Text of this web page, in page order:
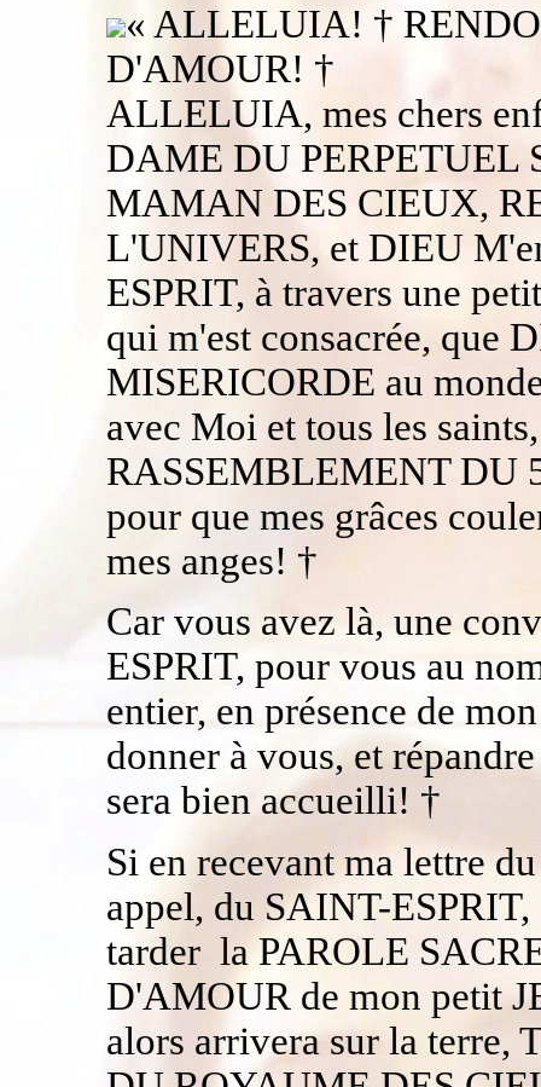
« ALLELUIA! †
D'AMOUR! †
ALLELUIA, mes chers
DAME DU PERPETUEL
MAMAN DES CIEUX,
L'UNIVERS, et DIEU
ESPRIT, à travers une
qui m'est consacrée, que
MISERICORDE au
avec Moi et tous les
RASSEMBLEMENT DU
pour que mes grâces
mes anges! †
Car vous avez là, une
ESPRIT, pour vous au
entier, en présence de
donner à vous, et
sera bien accueilli! †
Si en recevant ma lettre
appel, du SAINT-
tarder la PAROLE
D'AMOUR de mon petit
alors arrivera sur la